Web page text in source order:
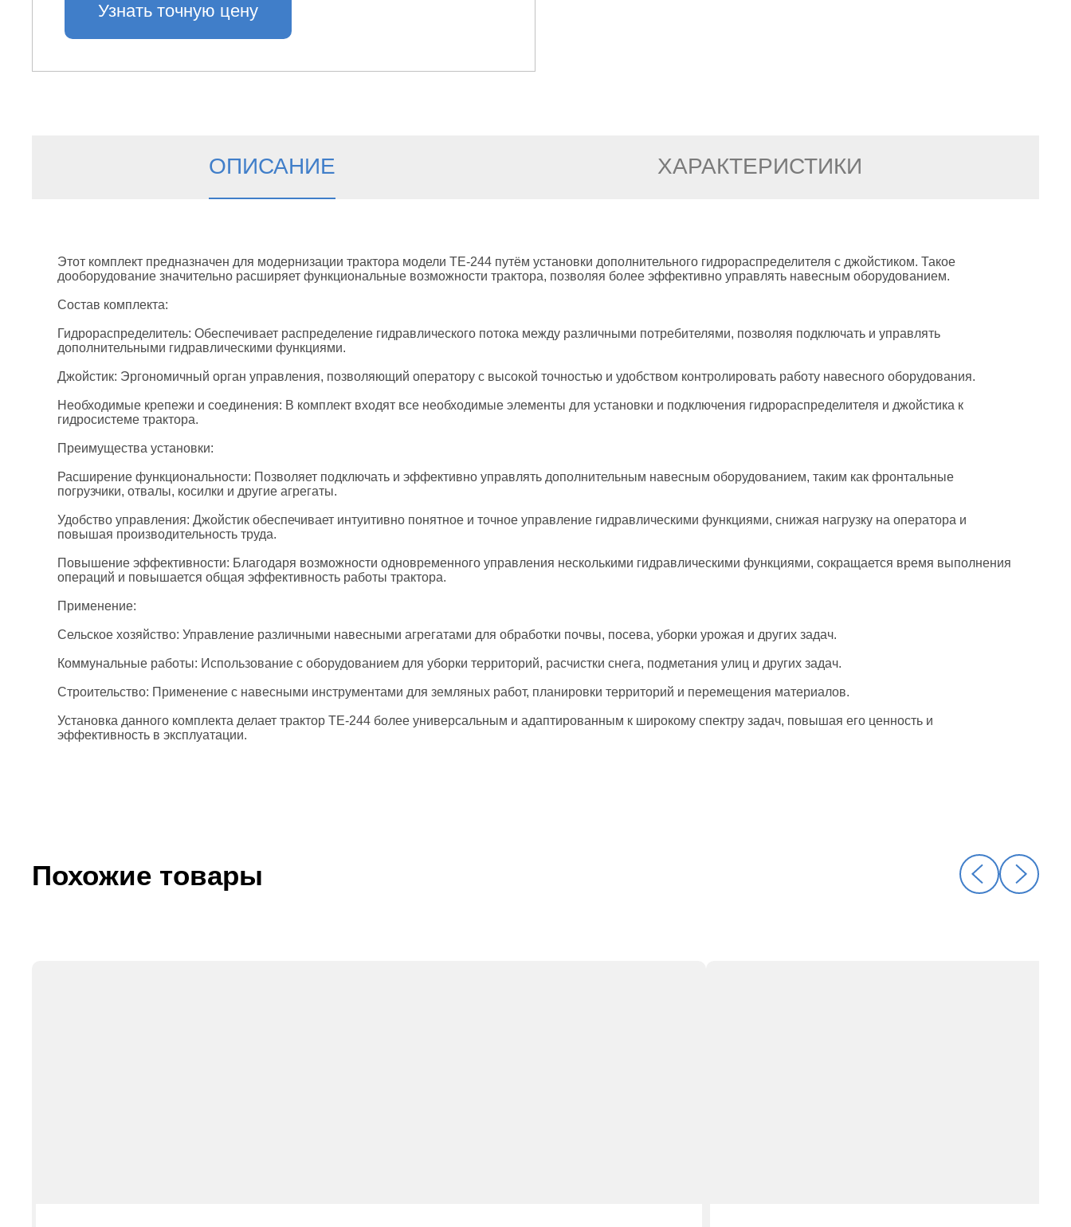
Узнать точную цену
ОПИСАНИЕ ХАРАКТЕРИСТИКИ
Этот комплект предназначен для модернизации трактора модели TE-244 путём установки дополнительного гидрораспределителя с джойстиком. Такое
дооборудование значительно расширяет функциональные возможности трактора, позволяя более эффективно управлять навесным оборудованием.​
Состав комплекта:
Гидрораспределитель: Обеспечивает распределение гидравлического потока между различными потребителями, позволяя подключать и управлять
дополнительными гидравлическими функциями.​
Джойстик: Эргономичный орган управления, позволяющий оператору с высокой точностью и удобством контролировать работу навесного оборудования.​
Необходимые крепежи и соединения: В комплект входят все необходимые элементы для установки и подключения гидрораспределителя и джойстика к
гидросистеме трактора.​
Преимущества установки:
Расширение функциональности: Позволяет подключать и эффективно управлять дополнительным навесным оборудованием, таким как фронтальные
погрузчики, отвалы, косилки и другие агрегаты.​
Удобство управления: Джойстик обеспечивает интуитивно понятное и точное управление гидравлическими функциями, снижая нагрузку на оператора и
повышая производительность труда.​
Повышение эффективности: Благодаря возможности одновременного управления несколькими гидравлическими функциями, сокращается время выполнения
операций и повышается общая эффективность работы трактора.​
Применение:
Сельское хозяйство: Управление различными навесными агрегатами для обработки почвы, посева, уборки урожая и других задач.​
Коммунальные работы: Использование с оборудованием для уборки территорий, расчистки снега, подметания улиц и других задач.​
Строительство: Применение с навесными инструментами для земляных работ, планировки территорий и перемещения материалов.​
Установка данного комплекта делает трактор TE-244 более универсальным и адаптированным к широкому спектру задач, повышая его ценность и
эффективность в эксплуатации.
Похожие товары